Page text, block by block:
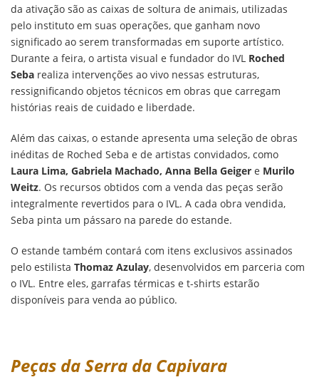
da ativação são as caixas de soltura de animais, utilizadas
pelo instituto em suas operações, que ganham novo
significado ao serem transformadas em suporte artístico.
Durante a feira, o artista visual e fundador do IVL Roched
Seba realiza intervenções ao vivo nessas estruturas,
ressignificando objetos técnicos em obras que carregam
histórias reais de cuidado e liberdade.
Além das caixas, o estande apresenta uma seleção de obras
inéditas de Roched Seba e de artistas convidados, como
Laura Lima, Gabriela Machado, Anna Bella Geiger e Murilo
Weitz. Os recursos obtidos com a venda das peças serão
integralmente revertidos para o IVL. A cada obra vendida,
Seba pinta um pássaro na parede do estande.
O estande também contará com itens exclusivos assinados
pelo estilista Thomaz Azulay, desenvolvidos em parceria com
o IVL. Entre eles, garrafas térmicas e t-shirts estarão
disponíveis para venda ao público.
Peças da Serra da Capivara